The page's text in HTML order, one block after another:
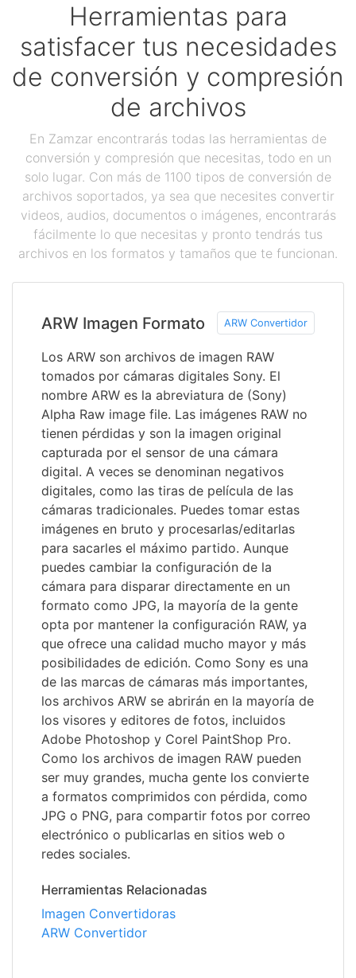
Herramientas para
satisfacer tus necesidades
de conversión y compresión
de archivos
En Zamzar encontrarás todas las herramientas de
conversión y compresión que necesitas, todo en un
solo lugar. Con más de 1100 tipos de conversión de
archivos soportados, ya sea que necesites convertir
videos, audios, documentos o imágenes, encontrarás
fácilmente lo que necesitas y pronto tendrás tus
archivos en los formatos y tamaños que te funcionan.
ARW Imagen Formato ARW Convertidor
Los ARW son archivos de imagen RAW
tomados por cámaras digitales Sony. El
nombre ARW es la abreviatura de (Sony)
Alpha Raw image file. Las imágenes RAW no
tienen pérdidas y son la imagen original
capturada por el sensor de una cámara
digital. A veces se denominan negativos
digitales, como las tiras de película de las
cámaras tradicionales. Puedes tomar estas
imágenes en bruto y procesarlas/editarlas
para sacarles el máximo partido. Aunque
puedes cambiar la configuración de la
cámara para disparar directamente en un
formato como JPG, la mayoría de la gente
opta por mantener la configuración RAW, ya
que ofrece una calidad mucho mayor y más
posibilidades de edición. Como Sony es una
de las marcas de cámaras más importantes,
los archivos ARW se abrirán en la mayoría de
los visores y editores de fotos, incluidos
Adobe Photoshop y Corel PaintShop Pro.
Como los archivos de imagen RAW pueden
ser muy grandes, mucha gente los convierte
a formatos comprimidos con pérdida, como
JPG o PNG, para compartir fotos por correo
electrónico o publicarlas en sitios web o
redes sociales.
Herramientas Relacionadas
Imagen Convertidoras
ARW Convertidor